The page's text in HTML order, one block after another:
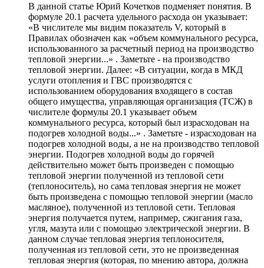
В данной статье Юрий Кочетков подменяет понятия. В
формуле 20.1 расчета удельного расхода он указывает:
«В числителе мы видим показатель V, который в
Правилах обозначен как «объем коммунального ресурса,
использованного за расчетный период на производство
тепловой энергии...» . Заметьте - на производство
тепловой энергии. Далее: «В ситуации, когда в МКД
услуги отопления и ГВС производятся с
использованием оборудования входящего в состав
общего имущества, управляющая организация (ТСЖ) в
числителе формулы 20.1 указывает объем
коммунального ресурса, который был израсходован на
подогрев холодной воды...» . Заметьте - израсходован на
подогрев холодной воды, а не на производство тепловой
энергии. Подогрев холодной воды до горячей
действительно может быть произведен с помощью
тепловой энергии полученной из тепловой сети
(теплоноситель), но сама тепловая энергия не может
быть произведена с помощью тепловой энергии (масло
масляное), полученной из тепловой сети. Тепловая
энергия получается путем, например, сжигания газа,
угля, мазута или с помощью электрической энергии. В
данном случае тепловая энергия теплоносителя,
полученная из тепловой сети, это не произведенная
тепловая энергия (которая, по мнению автора, должна